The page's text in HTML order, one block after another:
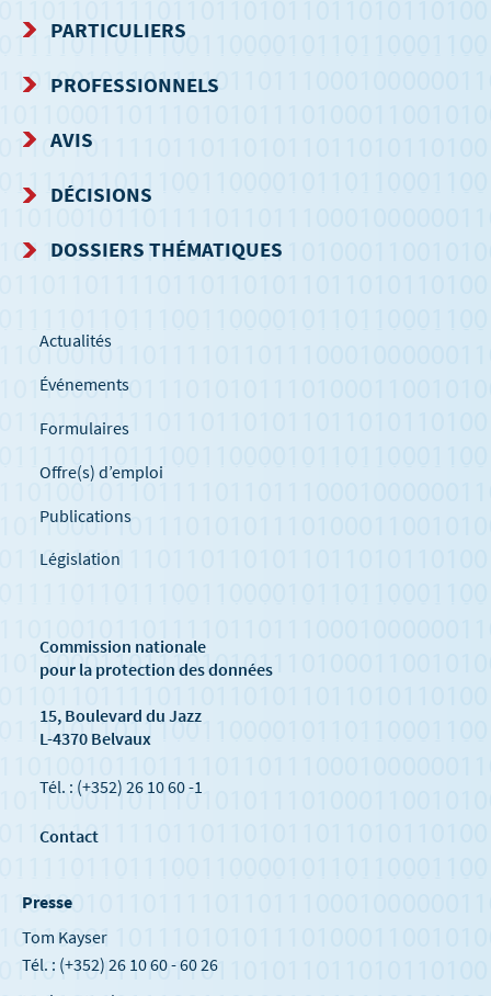
MENU
DE
NAVIGATION
PARTICULIERS
PROFESSIONNELS
AVIS
DÉCISIONS
DOSSIERS THÉMATIQUES
Actualités
Événements
Formulaires
Offre(s) d’emploi
Publications
Législation
Commission nationale
pour la protection des données
15, Boulevard du Jazz
L-4370 Belvaux
Tél. : (+352) 26 10 60 -1
Contact
Presse
Tom Kayser
Tél. : (+352) 26 10 60 - 60 26